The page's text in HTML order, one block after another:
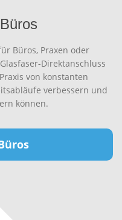
Büros, Praxen oder
Direktanschluss
von konstanten
verbessern und
können.